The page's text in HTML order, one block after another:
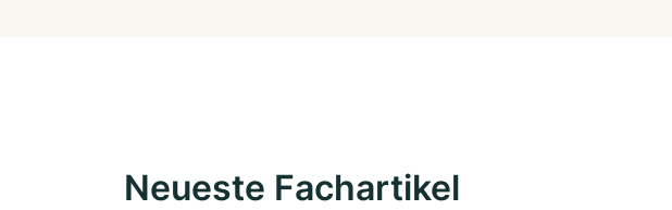
Neueste Fachartikel